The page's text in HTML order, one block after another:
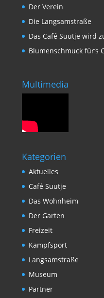
Der Verein
Die Langsamstraße
Das Café Suutje wird
Blumenschmuck für‘s
Multimedia
Kategorien
Aktuelles
Café Suutje
Das Wohnheim
Der Garten
Freizeit
Kampfsport
Langsamstraße
Museum
Partner